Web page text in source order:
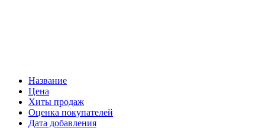
Название
Цена
Хиты продаж
Оценка покупателей
Дата добавления